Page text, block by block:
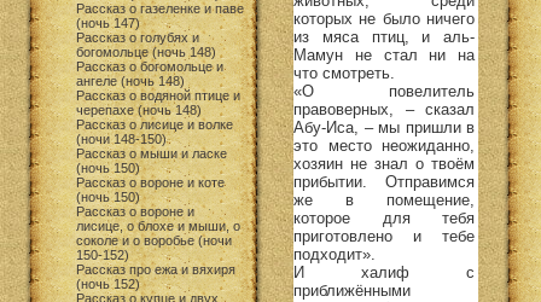
Рассказ о газеленке и паве
(ночь 147)
Рассказ о голубях и
богомольце (ночь 148)
Рассказ о богомольце и
ангеле (ночь 148)
Рассказ о водяной птице и
черепахе (ночь 148)
Рассказ о лисице и волке
(ночи 148-150)
Рассказ о мыши и ласке
(ночь 150)
Рассказ о вороне и коте
(ночь 150)
Рассказ о вороне и
лисице, о блохе и мыши, о
соколе и о воробье (ночи
150-152)
Рассказ про ежа и вяхиря
(ночь 152)
Рассказ о купце и двух
которых не было ничего
из мяса птиц, и аль-
Мамун не стал ни на
что смотреть.
«О повелитель
правоверных, – сказал
Абу-Иса, – мы пришли в
это место неожиданно,
хозяин не знал о твоём
прибытии. Отправимся
же в помещение,
которое для тебя
приготовлено и тебе
подходит».
И халиф с
приближёнными